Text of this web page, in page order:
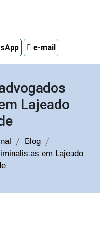
e-mail
Lajeado
Blog
em Lajeado